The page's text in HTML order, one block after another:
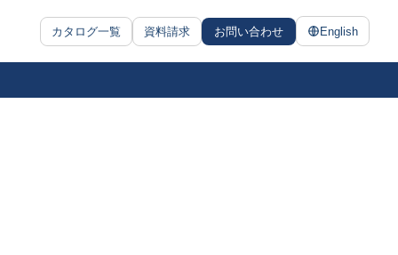
カタログ一覧 資料請求 お問い合わせ English